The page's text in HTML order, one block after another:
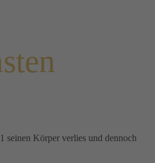
seinen Körper verlies und dennoch